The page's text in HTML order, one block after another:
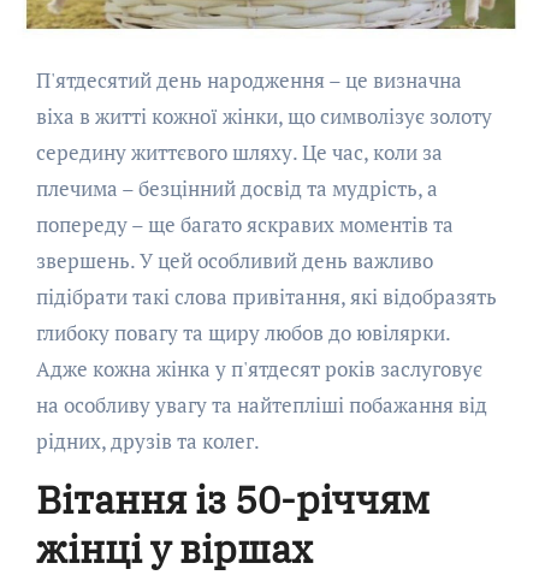
П'ятдесятий день народження – це визначна
віха в житті кожної жінки, що символізує золоту
середину життєвого шляху. Це час, коли за
плечима – безцінний досвід та мудрість, а
попереду – ще багато яскравих моментів та
звершень. У цей особливий день важливо
підібрати такі слова привітання, які відобразять
глибоку повагу та щиру любов до ювілярки.
Адже кожна жінка у п'ятдесят років заслуговує
на особливу увагу та найтепліші побажання від
рідних, друзів та колег.
Вітання із 50-річчям
жінці у віршах